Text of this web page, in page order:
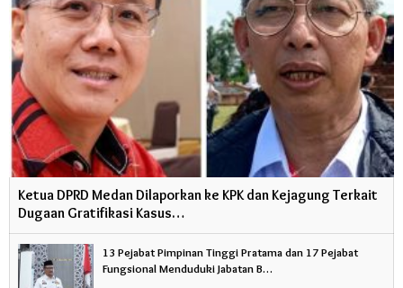
Ketua DPRD Medan Dilaporkan ke KPK dan Kejagung Terkait
Dugaan Gratifikasi Kasus…
13 Pejabat Pimpinan Tinggi Pratama dan 17 Pejabat
Fungsional Menduduki Jabatan B…